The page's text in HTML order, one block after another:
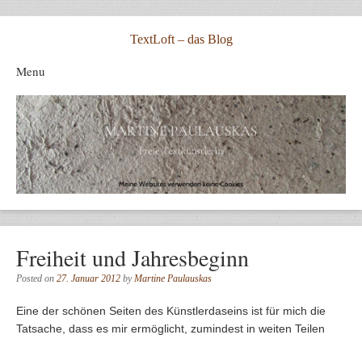
TextLoft – das Blog
Menu
Freiheit und Jahresbeginn
Posted on 27. Januar 2012 byMartine Paulauskas
Eine der schönen Seiten des Künstlerdaseins ist für mich die
Tatsache, dass es mir ermöglicht, zumindest in weiten Teilen